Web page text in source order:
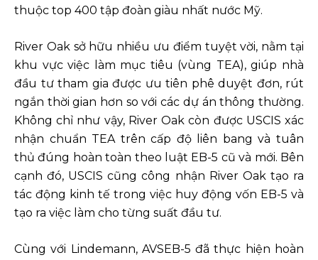
thuộc top 400 tập đoàn giàu nhất nước Mỹ.
River Oak sở hữu nhiều ưu điểm tuyệt vời, nằm tại
khu vực việc làm mục tiêu (vùng TEA), giúp nhà
đầu tư tham gia được ưu tiên phê duyệt đơn, rút
ngắn thời gian hơn so với các dự án thông thường.
Không chỉ như vậy, River Oak còn được USCIS xác
nhận chuẩn TEA trên cấp độ liên bang và tuân
thủ đúng hoàn toàn theo luật EB-5 cũ và mới. Bên
cạnh đó, USCIS cũng công nhận River Oak tạo ra
tác động kinh tế trong việc huy động vốn EB-5 và
tạo ra việc làm cho từng suất đầu tư.
Cùng với Lindemann, AVSEB-5 đã thực hiện hoàn